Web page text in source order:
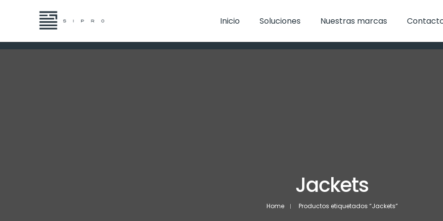
Inicio Soluciones Nuestras marcas
Jackets
Home Productos etiquetados “Jackets”